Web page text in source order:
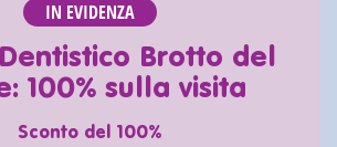
IN EVIDENZA
Brotto del
100% sulla visita
Sconto del 100%